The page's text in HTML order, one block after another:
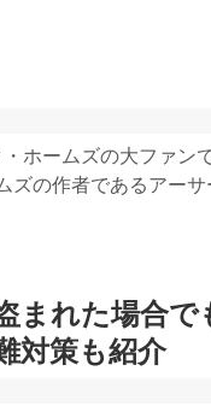
ホームズの大ファン
ズの作者であるアーサ
まれた場合で
対策も紹介